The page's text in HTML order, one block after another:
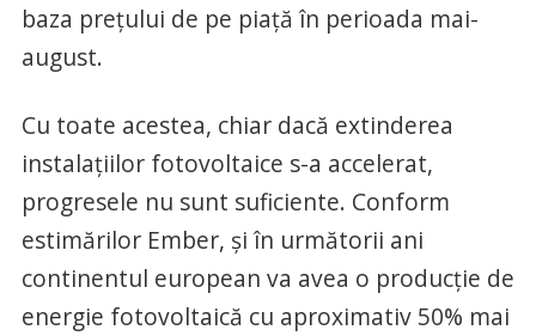
baza preţului de pe piaţă în perioada mai-
august.
Cu toate acestea, chiar dacă extinderea
instalaţiilor fotovoltaice s-a accelerat,
progresele nu sunt suficiente. Conform
estimărilor Ember, şi în următorii ani
continentul european va avea o producţie de
energie fotovoltaică cu aproximativ 50% mai